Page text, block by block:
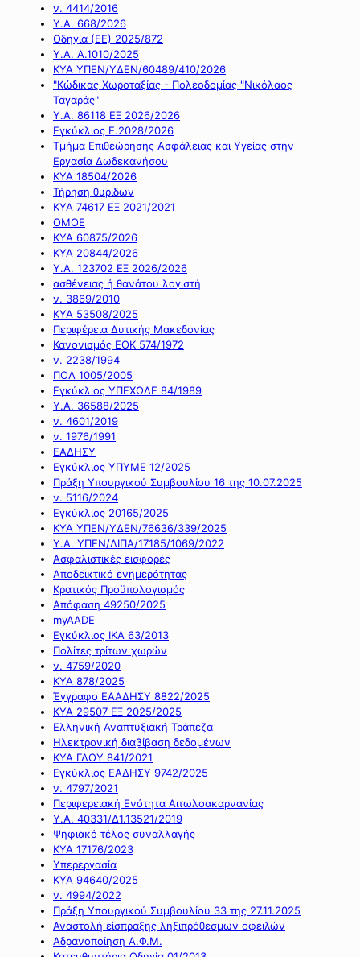
ν. 4414/2016
Y.A. 668/2026
Οδηγία (ΕΕ) 2025/872
Υ.Α. Α.1010/2025
ΚΥΑ ΥΠΕΝ/ΥΔΕΝ/60489/410/2026
"Κώδικας Χωροταξίας - Πολεοδομίας "Νικόλαος
Ταγαράς"
Υ.Α. 86118 ΕΞ 2026/2026
Εγκύκλιος Ε.2028/2026
Τμήμα Επιθεώρησης Ασφάλειας και Υγείας στην
Εργασία Δωδεκανήσου
ΚΥΑ 18504/2026
Τήρηση θυρίδων
ΚΥΑ 74617 ΕΞ 2021/2021
ΟΜΟΕ
ΚΥΑ 60875/2026
ΚΥΑ 20844/2026
Υ.Α. 123702 ΕΞ 2026/2026
ασθένειας ή θανάτου λογιστή
ν. 3869/2010
ΚΥΑ 53508/2025
Περιφέρεια Δυτικής Μακεδονίας
Κανονισμός ΕΟΚ 574/1972
ν. 2238/1994
ΠΟΛ 1005/2005
Εγκύκλιος ΥΠΕΧΩΔΕ 84/1989
Υ.Α. 36588/2025
ν. 4601/2019
ν. 1976/1991
ΕΑΔΗΣΥ
Εγκύκλιος ΥΠΥΜΕ 12/2025
Πράξη Υπουργικού Συμβουλίου 16 της 10.07.2025
ν. 5116/2024
Εγκύκλιος 20165/2025
ΚΥΑ ΥΠΕΝ/ΥΔΕΝ/76636/339/2025
Υ.Α. ΥΠΕΝ/ΔΙΠΑ/17185/1069/2022
Ασφαλιστικές εισφορές
Αποδεικτικό ενημερότητας
Κρατικός Προϋπολογισμός
Απόφαση 49250/2025
myAADE
Εγκύκλιος ΙΚΑ 63/2013
Πολίτες τρίτων χωρών
ν. 4759/2020
ΚΥΑ 878/2025
Έγγραφο ΕΑΑΔΗΣΥ 8822/2025
ΚΥΑ 29507 ΕΞ 2025/2025
Ελληνική Αναπτυξιακή Τράπεζα
Ηλεκτρονική διαβίβαση δεδομένων
ΚΥΑ ΓΔΟΥ 841/2021
Εγκύκλιος ΕΑΔΗΣΥ 9742/2025
ν. 4797/2021
Περιφερειακή Ενότητα Αιτωλοακαρνανίας
Υ.Α. 40331/Δ1.13521/2019
Ψηφιακό τέλος συναλλαγής
ΚΥΑ 17176/2023
Υπερεργασία
ΚΥΑ 94640/2025
ν. 4994/2022
Πράξη Υπουργικού Συμβουλίου 33 της 27.11.2025
Αναστολή είσπραξης ληξιπρόθεσμων οφειλών
Αδρανοποίηση Α.Φ.Μ.